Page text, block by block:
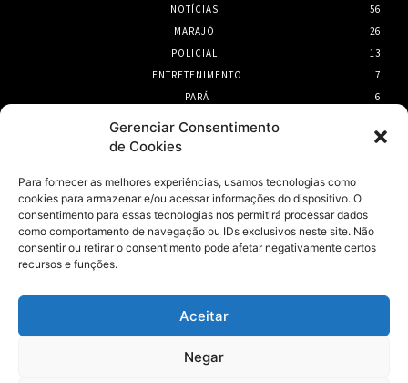
Gerenciar Consentimento
de Cookies
Para fornecer as melhores experiências, usamos tecnologias como
cookies para armazenar e/ou acessar informações do dispositivo. O
consentimento para essas tecnologias nos permitirá processar dados
como comportamento de navegação ou IDs exclusivos neste site. Não
consentir ou retirar o consentimento pode afetar negativamente certos
recursos e funções.
Aceitar
Negar
NOTÍCIAS
56
MARAJÓ
26
POLICIAL
13
ENTRETENIMENTO
7
PARÁ
6
- Publicidade -